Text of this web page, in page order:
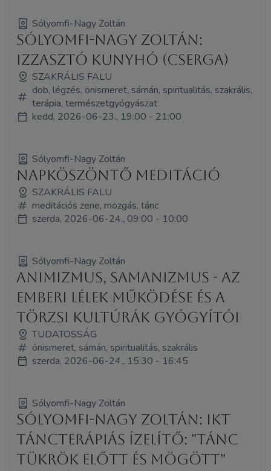
Sólyomfi-Nagy Zoltán
Sólyomfi-Nagy Zoltán:
Izzasztó kunyhó (Cserga)
SZAKRÁLIS FALU
dob, légzés, önismeret, sámán, spiritualitás, szakrális,
terápia, természetgyógyászat
kedd, 2026-06-23., 19:00 - 21:00
Sólyomfi-Nagy Zoltán
Napköszöntő meditáció
SZAKRÁLIS FALU
meditációs zene, mozgás, tánc
szerda, 2026-06-24., 09:00 - 10:00
Sólyomfi-Nagy Zoltán
Animizmus, samanizmus - az
emberi lélek működése és a
törzsi kultúrák gyógyítói
TUDATOSSÁG
önismeret, sámán, spiritualitás, szakrális
szerda, 2026-06-24., 15:30 - 16:45
Sólyomfi-Nagy Zoltán
Sólyomfi-Nagy Zoltán: IKT
táncterápiás ízelítő: "Tánc
tükrök előtt és mögött"